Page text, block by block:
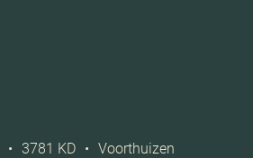
• 3781 KD • Voorthuizen